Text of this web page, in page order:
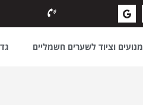
מנועים וציוד לשערים חשמליים